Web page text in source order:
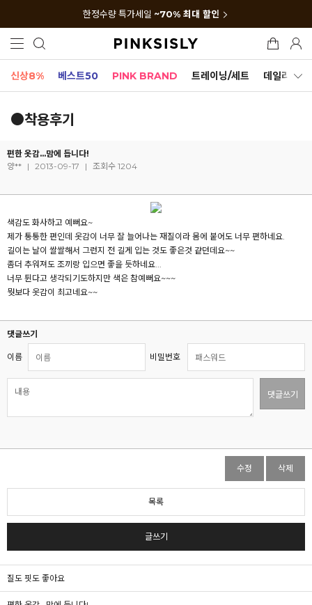
한정수량 특가세일 ~70% 최대 할인
신상8% 베스트50 PINK BRAND 트레이닝/세트 데일리세트
●착용후기
편한 옷감...맘에 듭니다!
양** | 2013-09-17 | 조회수 1204
색감도 화사하고 예뻐요~
제가 통통한 편인데 옷감이 너무 잘 늘어나는 재질이라 몸에 붙어도 너무 편하네요.
길이는 날이 쌀쌀해서 그런지 전 길게 입는 것도 좋은것 같던데요~~
좀더 추워져도 조끼랑 입으면 좋을 듯하네요...
너무 튄다고 생각되기도하지만 색은 참예뻐요~~~
뭣보다 옷감이 최고네요~~
댓글쓰기
이름 비밀번호
댓글쓰기
수정 삭제
목록
글쓰기
질도 핏도 좋아요